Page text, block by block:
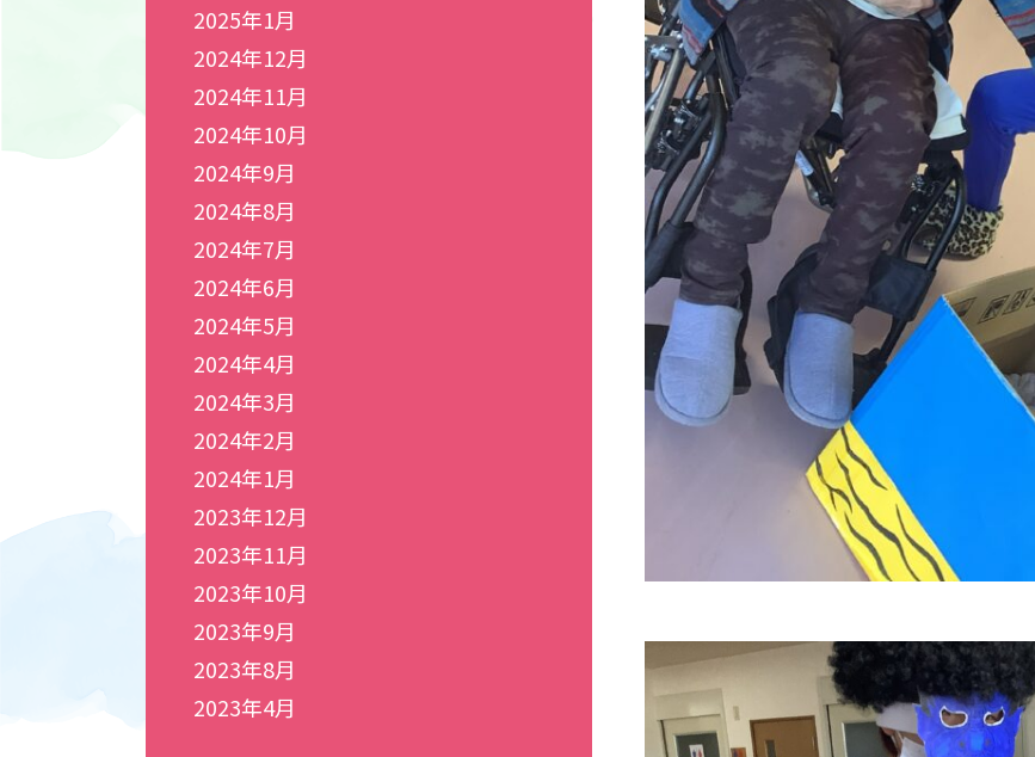
2025年1月
2024年12月
2024年11月
2024年10月
2024年9月
2024年8月
2024年7月
2024年6月
2024年5月
2024年4月
2024年3月
2024年2月
2024年1月
2023年12月
2023年11月
2023年10月
2023年9月
2023年8月
2023年4月